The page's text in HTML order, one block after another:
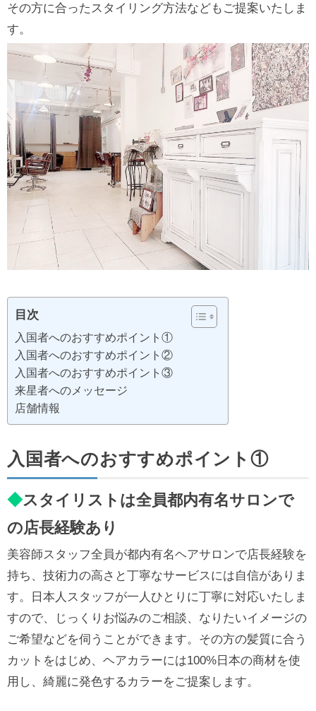
その方に合ったスタイリング方法などもご提案いたしま
す。
目次
入国者へのおすすめポイント①
入国者へのおすすめポイント②
入国者へのおすすめポイント③
来星者へのメッセージ
店舗情報
入国者へのおすすめポイント①
◆スタイリストは全員都内有名サロンで
の店長経験あり
美容師スタッフ全員が都内有名ヘアサロンで店長経験を
持ち、技術力の高さと丁寧なサービスには自信がありま
す。日本人スタッフが一人ひとりに丁寧に対応いたしま
すので、じっくりお悩みのご相談、なりたいイメージの
ご希望などを伺うことができます。その方の髪質に合う
カットをはじめ、ヘアカラーには100%日本の商材を使
用し、綺麗に発色するカラーをご提案します。